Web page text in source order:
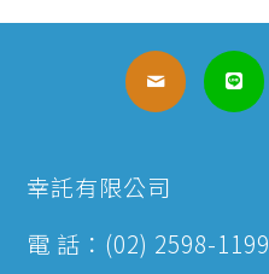
幸託有限公司
電 話：(02) 2598-1199